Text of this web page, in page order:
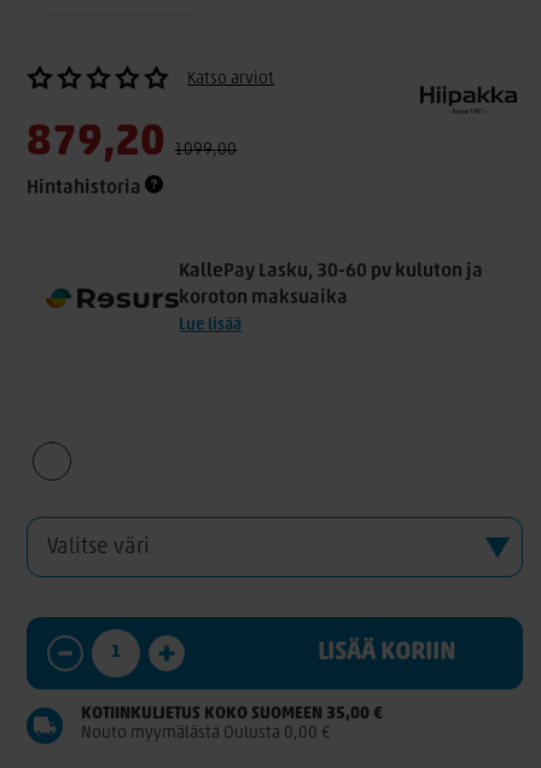
Katso arviot
879,20 1099,00
Hintahistoria
KallePay Lasku, 30-60 pv kuluton ja
koroton maksuaika
Lue lisää
LISÄÄ KORIIN
KOTIINKULJETUS KOKO SUOMEEN 35,00 €
Nouto myymälästä Oulusta 0,00 €